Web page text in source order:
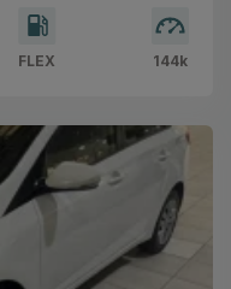
FLEX 144k